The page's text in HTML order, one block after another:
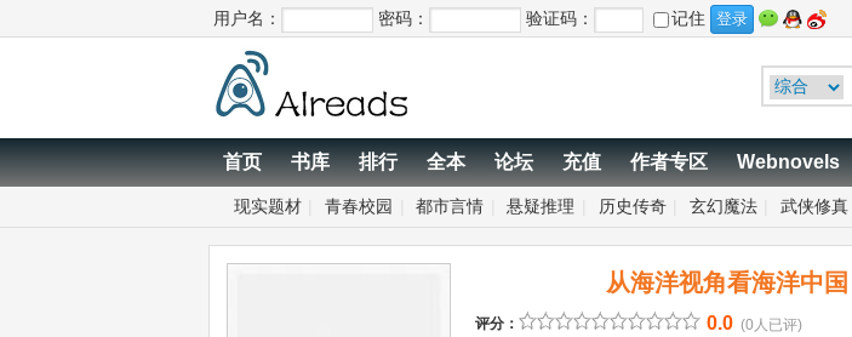
用户名： 密码： 验证码： 记住
首页 书库 排行 全本 论坛 充值 作者专区 Webnovels
现实题材 青春校园 都市言情 悬疑推理 历史传奇 玄幻魔法 武侠修真
从海洋视角看海洋中国
评分： 0.0 (0人已评)